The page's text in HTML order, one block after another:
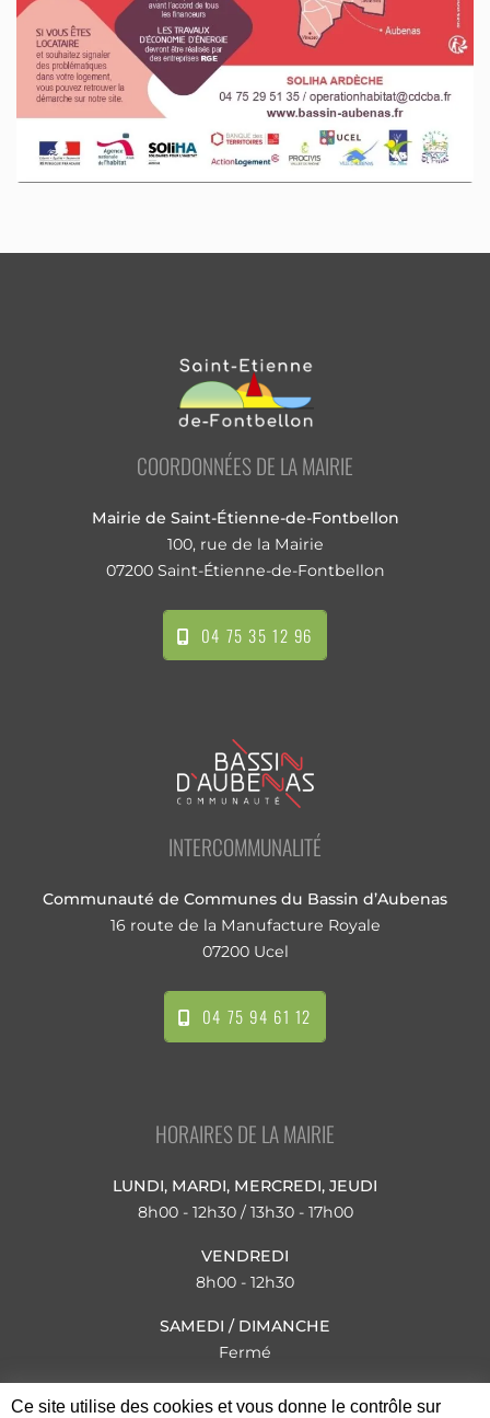
COORDONNÉES DE LA MAIRIE
Mairie de Saint-Étienne-de-Fontbellon
100, rue de la Mairie
07200 Saint-Étienne-de-Fontbellon
04 75 35 12 96
INTERCOMMUNALITÉ
Communauté de Communes du Bassin d’Aubenas
16 route de la Manufacture Royale
07200 Ucel
04 75 94 61 12
HORAIRES DE LA MAIRIE
LUNDI, MARDI, MERCREDI, JEUDI
8h00 - 12h30 / 13h30 - 17h00
VENDREDI
8h00 - 12h30
SAMEDI / DIMANCHE
Fermé
JUILLET ET AOÛT
Ce site utilise des cookies et vous donne le contrôle sur